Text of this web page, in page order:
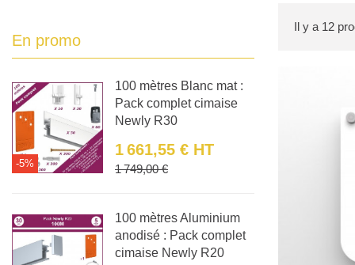
En promo
-5%
100 mètres Blanc mat :
Pack complet cimaise
Newly R30
Prix
1 661,55 € HT
Prix de base
1 749,00 €
100 mètres Aluminium
anodisé : Pack complet
cimaise Newly R20
attrayants
Notre
Il y a 12